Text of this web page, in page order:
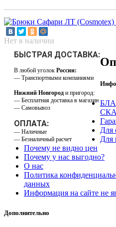
Нет в наличии
БЫСТРАЯ ДОСТАВКА:
В любой уголок России:
— Транспортными компаниями
Нижний Новгород и пригород:
— Бесплатная доставка в магазин
— Самовывоз
ОПЛАТА:
— Наличные
— Безналичный расчет
Для
Для
Почему не видно цен
Почему у нас выгодно?
О нас
Политика
данных
Информация на сайте не
Дополнительно